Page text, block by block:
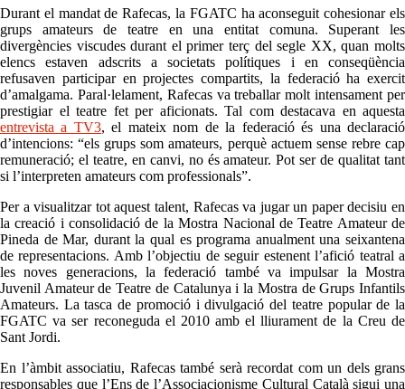
Durant el mandat de Rafecas, la FGATC ha aconseguit cohesionar els
grups amateurs de teatre en una entitat comuna. Superant les
divergències viscudes durant el primer terç del segle XX, quan molts
elencs estaven adscrits a societats polítiques i en conseqüència
refusaven participar en projectes compartits, la federació ha exercit
d’amalgama. Paral·lelament, Rafecas va treballar molt intensament per
prestigiar el teatre fet per aficionats. Tal com destacava en aquesta
entrevista a TV3, el mateix nom de la federació és una declaració
d’intencions: “els grups som amateurs, perquè actuem sense rebre cap
remuneració; el teatre, en canvi, no és amateur. Pot ser de qualitat tant
si l’interpreten amateurs com professionals”.
Per a visualitzar tot aquest talent, Rafecas va jugar un paper decisiu en
la creació i consolidació de la Mostra Nacional de Teatre Amateur de
Pineda de Mar, durant la qual es programa anualment una seixantena
de representacions. Amb l’objectiu de seguir estenent l’afició teatral a
les noves generacions, la federació també va impulsar la Mostra
Juvenil Amateur de Teatre de Catalunya i la Mostra de Grups Infantils
Amateurs. La tasca de promoció i divulgació del teatre popular de la
FGATC va ser reconeguda el 2010 amb el lliurament de la Creu de
Sant Jordi.
En l’àmbit associatiu, Rafecas també serà recordat com un dels grans
responsables que l’Ens de l’Associacionisme Cultural Català sigui una